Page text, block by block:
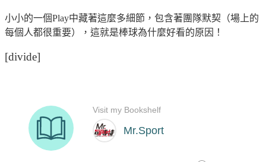
小小的一個Play中藏著這麼多細節，包含著團隊默契（場上的
每個人都很重要），這就是棒球為什麼好看的原因！
[divide]